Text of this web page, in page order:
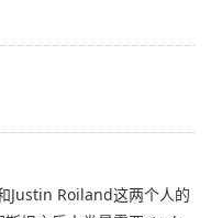
Justin Roiland这两个人的